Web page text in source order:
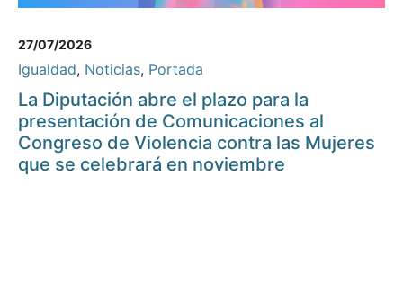
27/07/2026
Igualdad, Noticias, Portada
La Diputación abre el plazo para la
presentación de Comunicaciones al
Congreso de Violencia contra las Mujeres
que se celebrará en noviembre